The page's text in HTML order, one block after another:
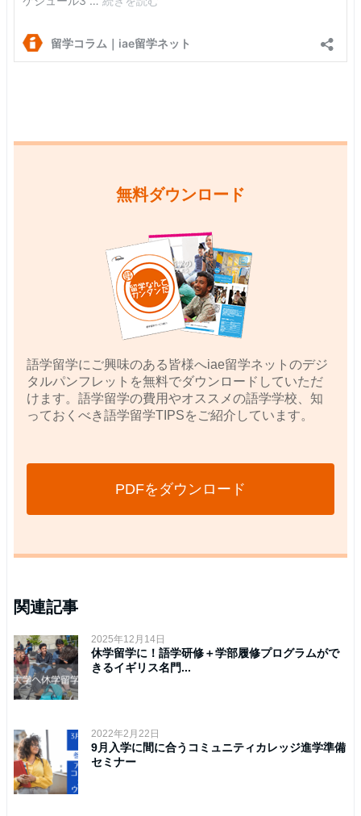
無料ダウンロード
語学留学にご興味のある皆様へiae留学ネットのデジ
タルパンフレットを無料でダウンロードしていただ
けます。語学留学の費用やオススメの語学学校、知
っておくべき語学留学TIPSをご紹介しています。
PDFをダウンロード
関連記事
2025年12月14日
休学留学に！語学研修＋学部履修プログラムがで
きるイギリス名門...
2022年2月22日
9月入学に間に合うコミュニティカレッジ進学準備
セミナー